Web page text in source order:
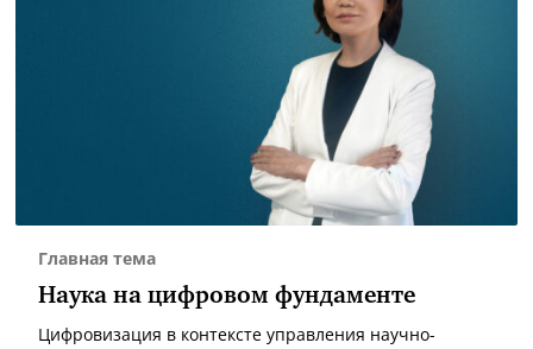
Главная тема
Наука на цифровом фундаменте
Цифровизация в контексте управления научно-